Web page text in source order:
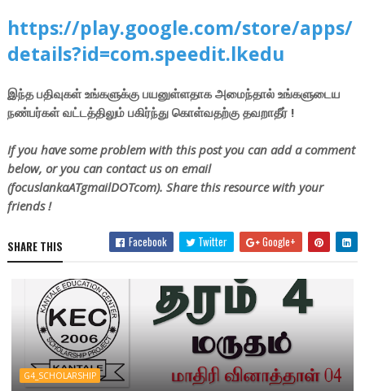
https://play.google.com/store/apps/
details?id=com.speedit.lkedu
இந்த பதிவுகள் உங்களுக்கு பயனுள்ளதாக அமைந்தால் உங்களுடைய
நண்பர்கள் வட்டத்திலும் பகிர்ந்து கொள்வதற்கு தவறாதீர் !
If you have some problem with this post you can add a comment
below, or you can contact us on email
(focuslankaATgmailDOTcom). Share this resource with your
friends !
SHARE THIS Facebook Twitter Google+
G4_SCHOLARSHIP